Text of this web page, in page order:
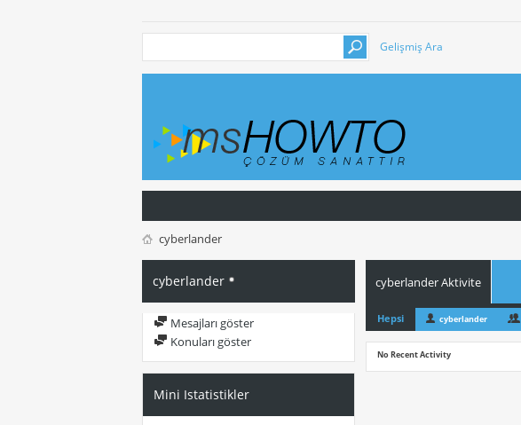
Gelişmiş Ara
cyberlander
cyberlander
Mesajları göster
Konuları göster
Mini Istatistikler
cyberlander Aktivite
Hepsi cyberlander
No Recent Activity